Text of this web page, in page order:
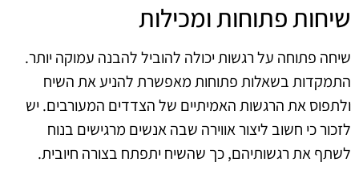
שיחות פתוחות ומכילות
שיחה פתוחה על רגשות יכולה להוביל להבנה עמוקה יותר.
התמקדות בשאלות פתוחות מאפשרת להניע את השיח
ולתפוס את הרגשות האמיתיים של הצדדים המעורבים. יש
לזכור כי חשוב ליצור אווירה שבה אנשים מרגישים בנוח
לשתף את רגשותיהם, כך שהשיח יתפתח בצורה חיובית.